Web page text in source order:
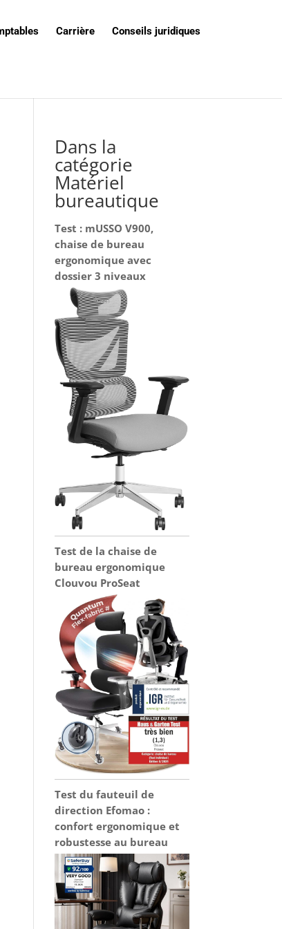
Carrière Conseils juridiques
Dans la
catégorie
Matériel
bureautique
Test : mUSSO V900,
chaise de bureau
ergonomique avec
dossier 3 niveaux
Test de la chaise de
bureau ergonomique
Clouvou ProSeat
Test du fauteuil de
direction Efomao :
confort ergonomique et
robustesse au bureau